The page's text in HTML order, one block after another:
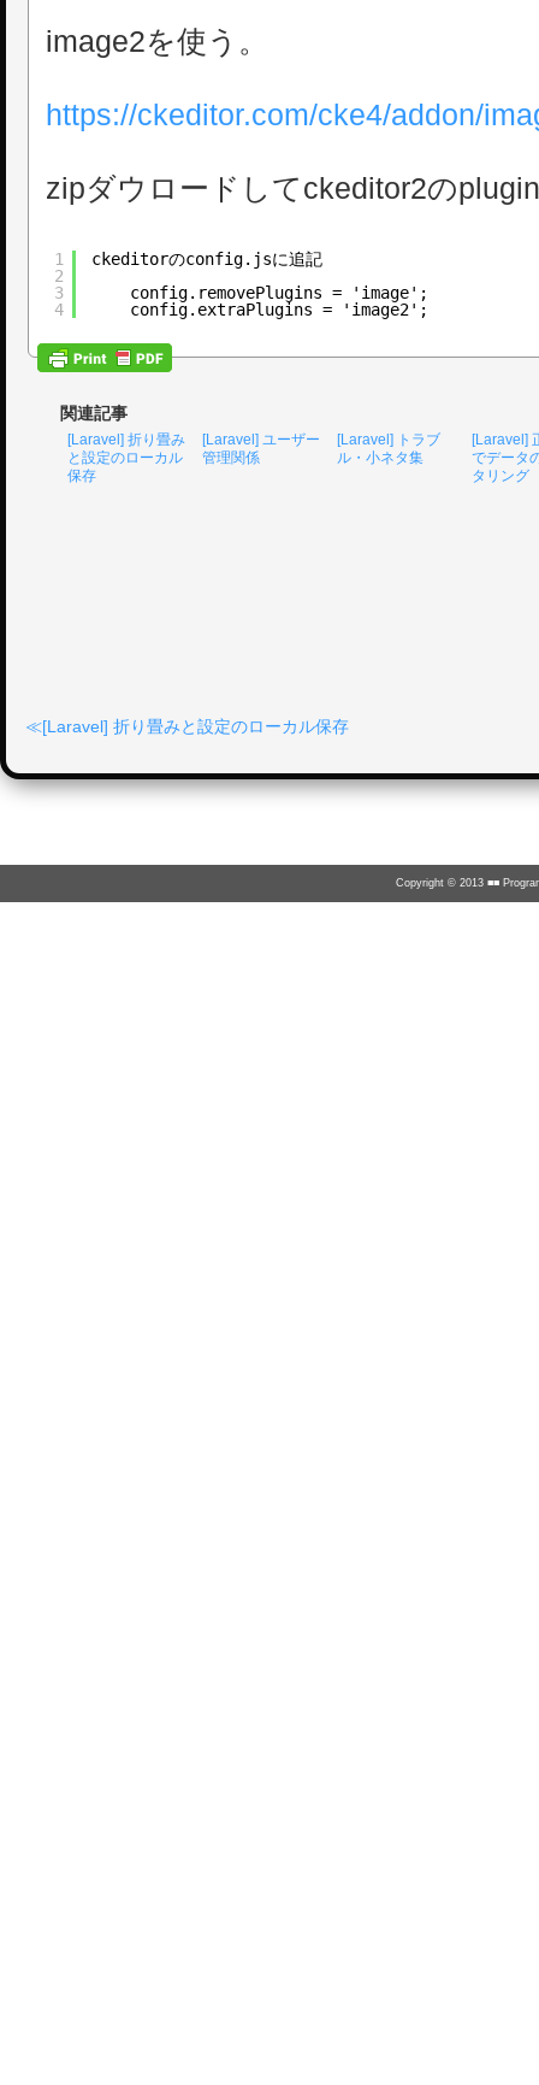
image2を使う。
https://ckeditor.com/cke4/addon/
zipダウロードしてckeditor2の
1
2
3
4
ckeditorのconfig.jsに追記
config.removePlugins = 'image';
config.extraPlugins = 'image2';
関連記事
[Laravel] 折り畳み
と設定のローカル
保存
[Laravel] ユーザー
管理関係
[Laravel] トラブ
ル・小ネタ集
[Laravel]
でデータ
タリング
[Laravel] 折り畳みと設定のローカル保存
Copyright © 2013 ■■